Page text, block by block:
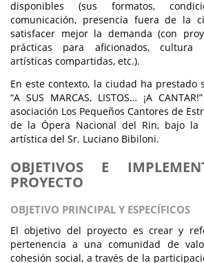
disponibles (sus formatos,
comunicación, presencia fuera de la
satisfacer mejor la demanda (con
prácticas para aficionados, cultura
artísticas compartidas, etc.).
En este contexto, la ciudad ha prestado
“A SUS MARCAS, LISTOS… ¡A
asociación Los Pequeños Cantores de
de la Ópera Nacional del Rin, bajo la
artística del Sr. Luciano Bibiloni.
OBJETIVOS E
PROYECTO
OBJETIVO PRINCIPAL Y ESPECÍFICOS
El objetivo del proyecto es crear y
pertenencia a una comunidad de
cohesión social, a través de la